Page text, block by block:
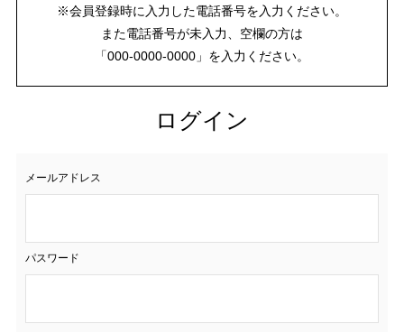
※会員登録時に入力した電話番号を入力ください。
また電話番号が未入力、空欄の方は
「000-0000-0000」を入力ください。
ログイン
メールアドレス
パスワード